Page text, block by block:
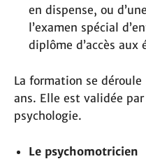
en dispense, ou
l’examen spécial
diplôme d’accès
La formation se
ans. Elle est validée
psychologie.
Le psychomotricien